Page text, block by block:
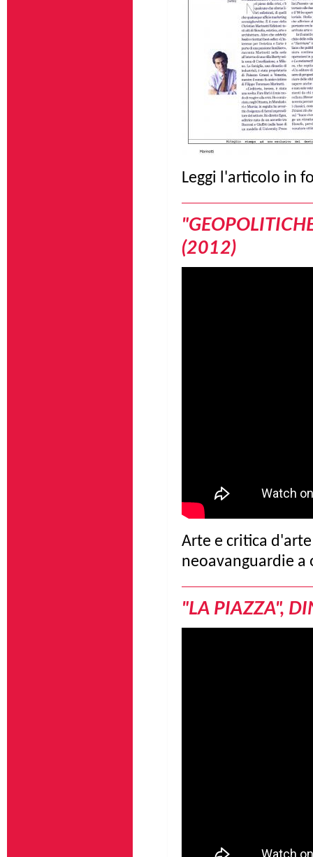
Leggi l'articolo in
(2012)
Arte e critica
neoavanguardie a
"LA PIAZZA",